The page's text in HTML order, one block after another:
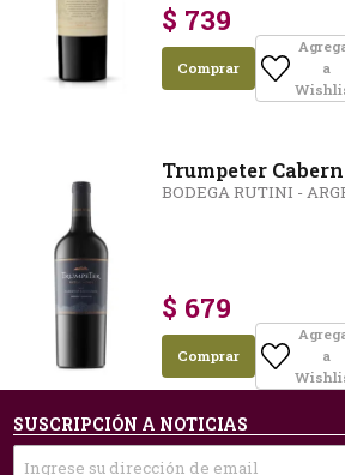
$ 739
Comprar
a
Trumpeter
BODEGA RUTINI -
$ 679
Comprar
a
SUSCRIPCIÓN A NOTICIAS